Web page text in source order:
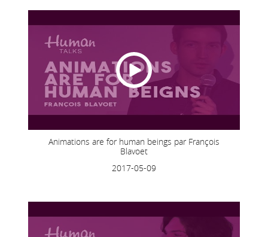
Animations are for human beings par François
Blavoet
2017-05-09